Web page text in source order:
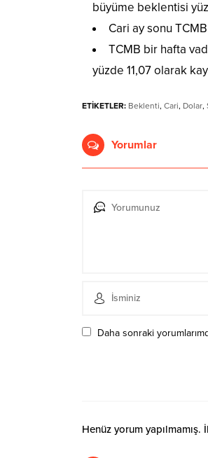
büyüme beklentisi
Cari ay sonu
TCMB bir hafta
yüzde 11,07 olarak
ETİKETLER: Beklenti, Cari, Dolar,
Yorumlar
Daha sonraki
Henüz yorum